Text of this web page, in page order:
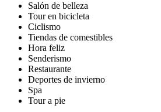
Salón de belleza
Tour en bicicleta
Ciclismo
Tiendas de comestibles
Hora feliz
Senderismo
Restaurante
Deportes de invierno
Spa
Tour a pie